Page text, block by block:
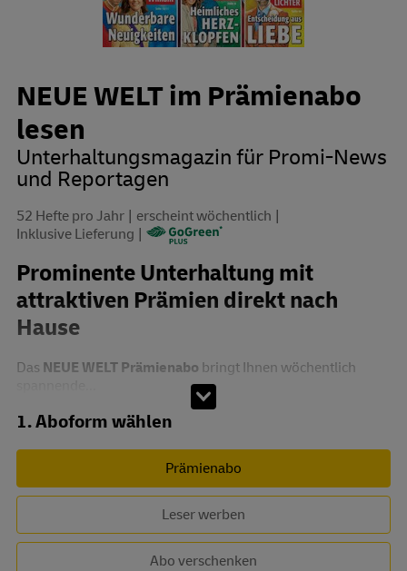
NEUE WELT im Prämienabo
lesen
Unterhaltungsmagazin für Promi-News
und Reportagen
52 Hefte pro Jahr
erscheint wöchentlich
Inklusive Lieferung
Prominente Unterhaltung mit
attraktiven Prämien direkt nach
Hause
Das NEUE WELT Prämienabo bringt Ihnen wöchentlich
Abo zusammenstellen
1. Aboform wählen
Prämienabo
Leser werben
Abo verschenken